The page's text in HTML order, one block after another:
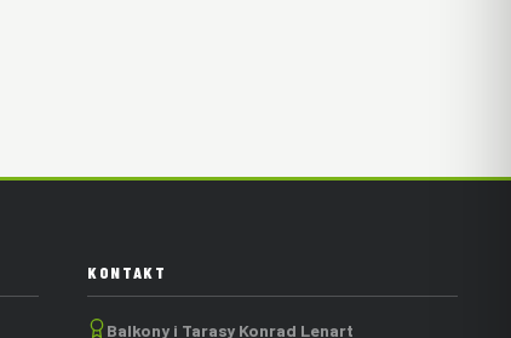
KONTAKT
Balkony i Tarasy Konrad Lenart